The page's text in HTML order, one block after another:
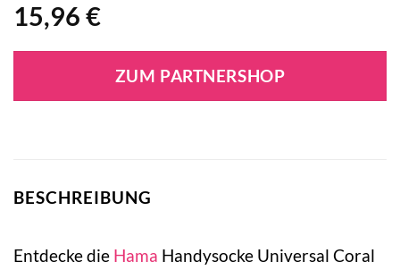
15,96 €
ZUM PARTNERSHOP
BESCHREIBUNG
Entdecke die Hama Handysocke Universal Coral